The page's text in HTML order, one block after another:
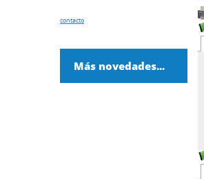
contacto
Más novedades...